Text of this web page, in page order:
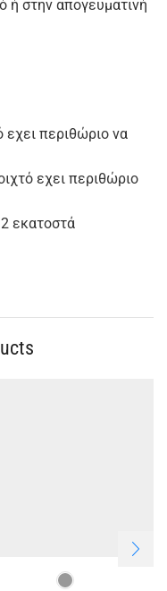
ή στην απογευματινή
εχει περιθώριο να
εχει περιθώριο
εκατοστά